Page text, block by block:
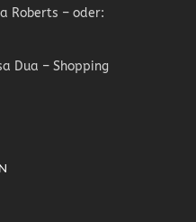
Roberts – oder:
Dua – Shopping